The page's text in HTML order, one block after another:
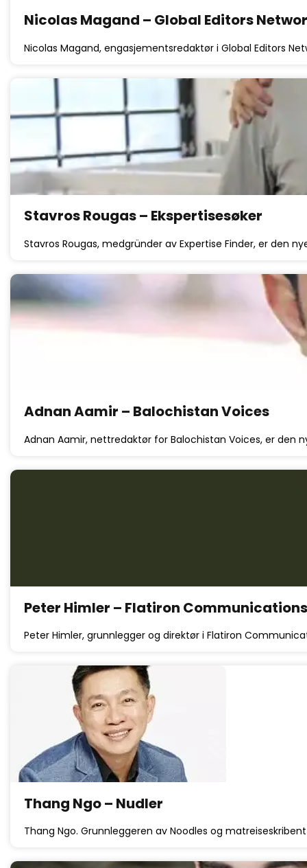
Nicolas Magand – Global Editors
Nicolas Magand, engasjementsredaktør i Global Editors
Stavros Rougas – Ekspertisesøker
Stavros Rougas, medgründer av Expertise Finder, er den
Adnan Aamir – Balochistan Voices
Adnan Aamir, nettredaktør for Balochistan Voices, er den
Peter Himler – Flatiron Communications
Peter Himler, grunnlegger og direktør i Flatiron
Thang Ngo – Nudler
Thang Ngo. Grunnleggeren av Noodles og